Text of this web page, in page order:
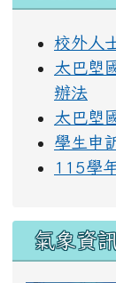
校外人
太巴塱
辦法
太巴塱
學生申
115學
氣象資